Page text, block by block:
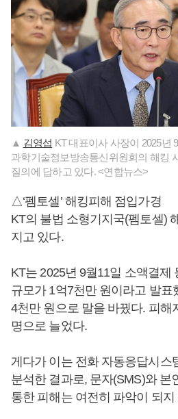
▲ 김영섭 KT 대표이사 사장이 2025년
과학기술정보방송통신위원회의 해킹
질의에 답하고 있다. <연합뉴스>
△‘펨토셀’ 해킹피해 점입가경
KT의 불법 소형기지국(펨토셀)
지고 있다.
KT는 2025년 9월11일 소액결제
규모가 1억7천만 원이라고 발표
4천만 원으로 말을 바꿨다. 피해
명으로 늘었다.
게다가 이는 전화 자동응답시스
분석한 결과로, 문자(SMS)와 본
통한 피해는 여전히 파악이 되